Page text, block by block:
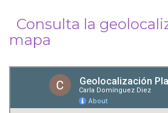
Consulta la
mapa